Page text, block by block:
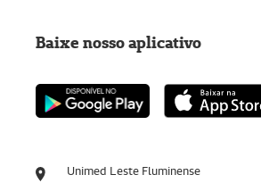
Unimed Leste Fluminense
Baixe nosso aplicativo